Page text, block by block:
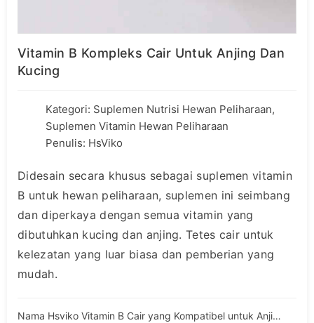
Vitamin B Kompleks Cair Untuk Anjing Dan
Kucing
Kategori: Suplemen Nutrisi Hewan Peliharaan,
Suplemen Vitamin Hewan Peliharaan
Penulis: HsViko
Didesain secara khusus sebagai suplemen vitamin
B untuk hewan peliharaan, suplemen ini seimbang
dan diperkaya dengan semua vitamin yang
dibutuhkan kucing dan anjing. Tetes cair untuk
kelezatan yang luar biasa dan pemberian yang
mudah.
Nama Hsviko Vitamin B Cair yang Kompatibel untuk Anjing dan Kucing